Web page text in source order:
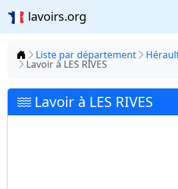
lavoirs.org
Accueil
Liste par département
Lavoir à LES RIVES
Lavoir à LES RIVES